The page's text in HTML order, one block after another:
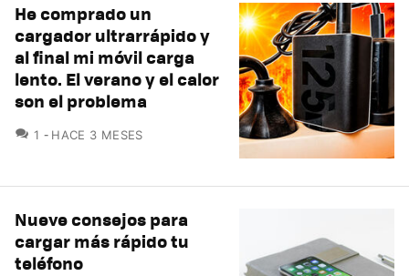
He comprado un
cargador ultrarrápido y
al final mi móvil carga
lento. El verano y el calor
son el problema
1 COMENTARIOS
HACE 3 MESES
Nueve consejos para
cargar más rápido tu
teléfono